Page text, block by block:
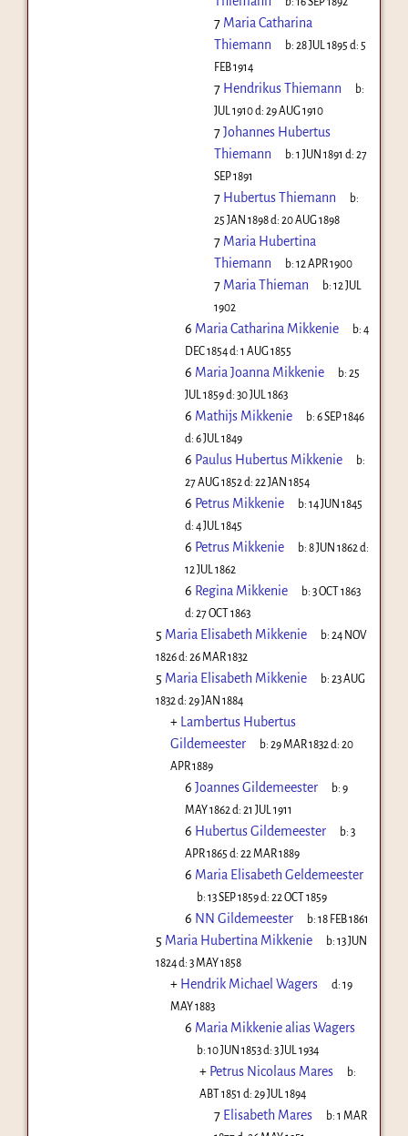
7 Maria Catharina
Thiemann
b:28 JUL 1895 d: 5
FEB 1914
7 Hendrikus Thiemann
b:
JUL 1910d: 29 AUG 1910
7Johannes Hubertus
Thiemann
b:1 JUN 1891 d:27
SEP 1891
7 Hubertus Thiemann
b:
25 JAN 1898d: 20 AUG 1898
7 Maria Hubertina
Thiemann
b:12 APR 1900
7 Maria Thieman b:12 JUL
1902
6 Maria Catharina Mikkenie b:4
DEC 1854d: 1 AUG 1855
6 Maria Joanna Mikkenie b:25
JUL 1859d: 30 JUL 1863
6 Mathijs Mikkenie b:6 SEP 1846
d: 6 JUL 1849
6 Paulus Hubertus Mikkenie
b:
27 AUG 1852 d: 22 JAN 1854
6 Petrus Mikkenie b:14 JUN 1845
d: 4 JUL 1845
6 Petrus Mikkenie b:8 JUN 1862 d:
12 JUL 1862
6 Regina Mikkenie b:3 OCT 1863
d: 27 OCT 1863
5 Maria Elisabeth Mikkenie b:24 NOV
1826d: 26 MAR 1832
5 Maria Elisabeth Mikkenie b:23 AUG
1832 d: 29 JAN 1884
+ Lambertus Hubertus
Gildemeester
b:29 MAR 1832 d:20
APR 1889
6 Joannes Gildemeester b:9
MAY 1862 d: 21 JUL 1911
6 Hubertus Gildemeester b:3
APR 1865 d: 22 MAR 1889
6 Maria Elisabeth Geldemeester
b:13 SEP 1859d:22 OCT 1859
6 NN Gildemeester b:18 FEB 1861
5 Maria Hubertina Mikkenie b:13 JUN
1824d: 3 MAY 1858
+ Hendrik Michael Wagers d:19
MAY 1883
6 Maria Mikkenie alias Wagers
b:10 JUN 1853d:3 JUL 1934
+ Petrus Nicolaus Mares
b:
ABT 1851 d: 29 JUL 1894
7 Elisabeth Mares b:1 MAR